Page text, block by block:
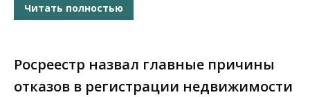
Читать полностью
Росреестр назвал главные причины
отказов в регистрации недвижимости